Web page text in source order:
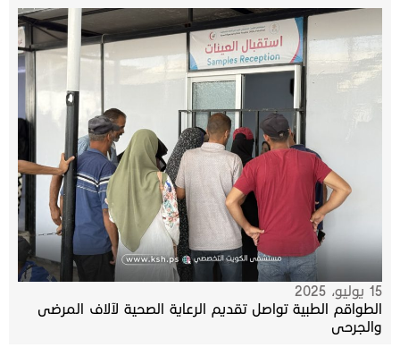
15 يوليو، 2025
الطواقم الطبية تواصل تقديم الرعاية الصحية لآلاف المرضى
والجرحى